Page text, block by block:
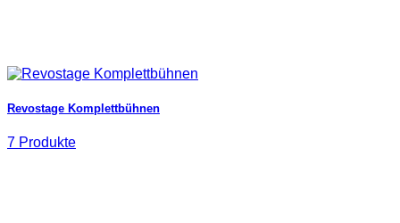
Revostage Komplettbühnen
7 Produkte